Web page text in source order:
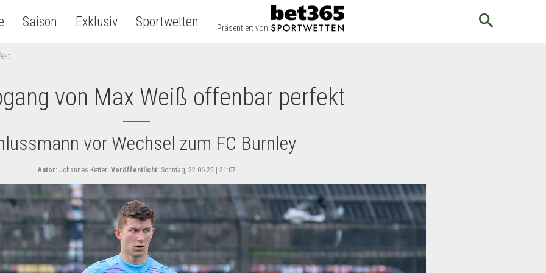
Saison Exklusiv Sportwetten Präsentiert von search
von Max Weiß offenbar perfekt
vor Wechsel zum FC Burnley
Autor:Johannes Ketterl Veröffentlicht:Sonntag, 22.06.25 | 21:07